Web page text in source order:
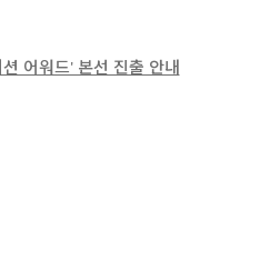
어워드' 본선 진출 안내